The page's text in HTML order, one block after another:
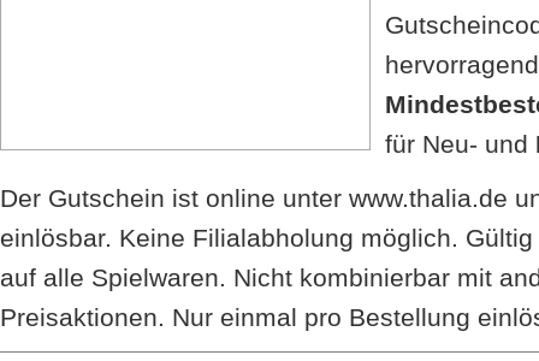
für Neu- und
Der Gutschein ist online unter www.thalia.de
einlösbar. Keine Filialabholung möglich.
auf alle Spielwaren. Nicht kombinierbar mit
Preisaktionen. Nur einmal pro Bestellung